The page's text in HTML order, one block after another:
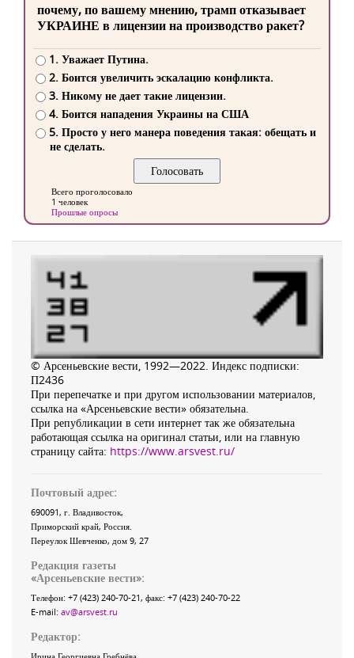
почему, по вашему мнению, трамп отказывает
УКРАИНЕ в лицензии на производство ракет?
1. Уважает Путина.
2. Боится увеличить эскалацию конфликта.
3. Никому не дает такие лицензии.
4. Боится нападения Украины на США
5. Просто у него манера поведения такая: обещать и
не сделать.
Всего проголосовало
1 человек
Прошлые опросы
© Арсеньевские вести, 1992—2022. Индекс подписки:
П2436
При перепечатке и при другом использовании материалов,
ссылка на «Арсеньевские вести» обязательна.
При републикации в сети интернет так же обязательна
работающая ссылка на оригинал статьи, или на главную
страницу сайта: https://www.arsvest.ru/
Почтовый адрес:
690091, г. Владивосток,
Приморский край, Россия
Переулок Шевченко, дом 9, 27
Редакция газеты
«Арсеньевские вести»:
Телефон: +7 (423) 240-70-21, факс: +7 (423) 240-70-22
E-mail: av@arsvest.ru
Редактор: